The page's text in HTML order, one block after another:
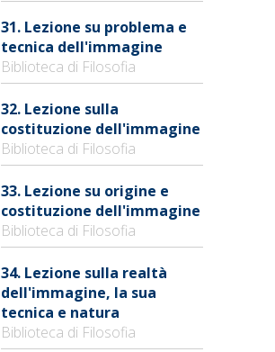
31. Lezione su problema e
tecnica dell'immagine
Biblioteca di Filosofia
32. Lezione sulla
costituzione dell'immagine
Biblioteca di Filosofia
33. Lezione su origine e
costituzione dell'immagine
Biblioteca di Filosofia
34. Lezione sulla realtà
dell'immagine, la sua
tecnica e natura
Biblioteca di Filosofia